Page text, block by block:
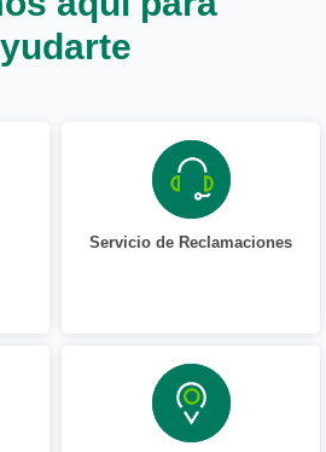
Servicio de Reclamaciones